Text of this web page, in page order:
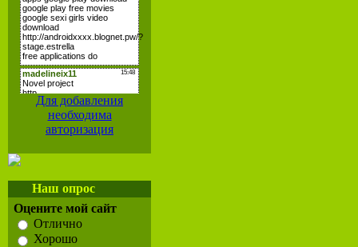
Для добавления
необходима
авторизация
Наш опрос
Оцените мой сайт
Отлично
Хорошо